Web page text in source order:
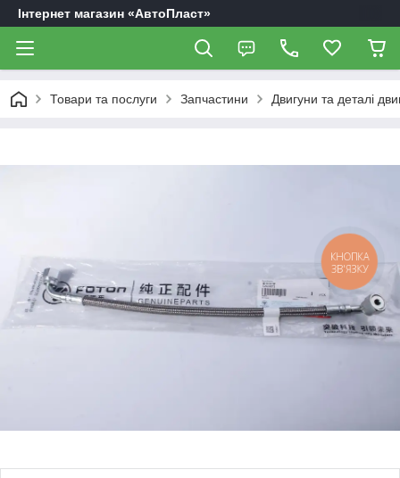
Інтернет магазин «АвтоПласт»
Товари та послуги Запчастини Двигуни та деталі
КНОПКА
ЗВ'ЯЗКУ